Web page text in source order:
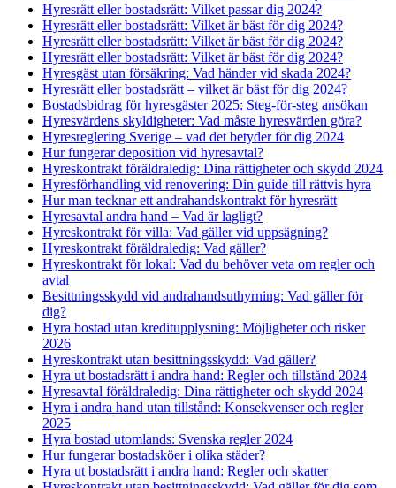
Hyresrätt eller bostadsrätt: Vilket passar dig 2024?
Hyresrätt eller bostadsrätt: Vilket är bäst för dig 2024?
Hyresrätt eller bostadsrätt: Vilket är bäst för dig 2024?
Hyresrätt eller bostadsrätt: Vilket är bäst för dig 2024?
Hyresgäst utan försäkring: Vad händer vid skada 2024?
Hyresrätt eller bostadsrätt – vilket är bäst för dig 2024?
Bostadsbidrag för hyresgäster 2025: Steg-för-steg ansökan
Hyresvärdens skyldigheter: Vad måste hyresvärden göra?
Hyresreglering Sverige – vad det betyder för dig 2024
Hur fungerar deposition vid hyresavtal?
Hyreskontrakt föräldraledig: Dina rättigheter och skydd 2024
Hyresförhandling vid renovering: Din guide till rättvis hyra
Hur man tecknar ett andrahandskontrakt för hyresrätt
Hyresavtal andra hand – Vad är lagligt?
Hyreskontrakt för villa: Vad gäller vid uppsägning?
Hyreskontrakt föräldraledig: Vad gäller?
Hyreskontrakt för lokal: Vad du behöver veta om regler och
avtal
Besittningsskydd vid andrahandsuthyrning: Vad gäller för
dig?
Hyra bostad utan kreditupplysning: Möjligheter och risker
2026
Hyreskontrakt utan besittningsskydd: Vad gäller?
Hyra ut bostadsrätt i andra hand: Regler och tillstånd 2024
Hyresavtal föräldraledig: Dina rättigheter och skydd 2024
Hyra i andra hand utan tillstånd: Konsekvenser och regler
2025
Hyra bostad utomlands: Svenska regler 2024
Hur fungerar bostadsköer i olika städer?
Hyra ut bostadsrätt i andra hand: Regler och skatter